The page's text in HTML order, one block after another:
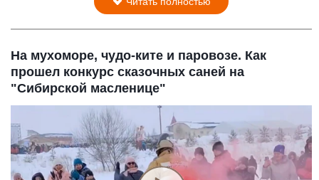
На мухоморе, чудо-ките и паровозе. Как
прошел конкурс сказочных саней на
"Сибирской масленице"